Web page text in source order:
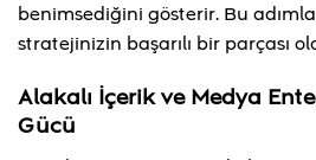
benimsediğini gösterir. Bu
stratejinizin başarılı bir parçası
Alakalı İçerik ve Medya
Gücü